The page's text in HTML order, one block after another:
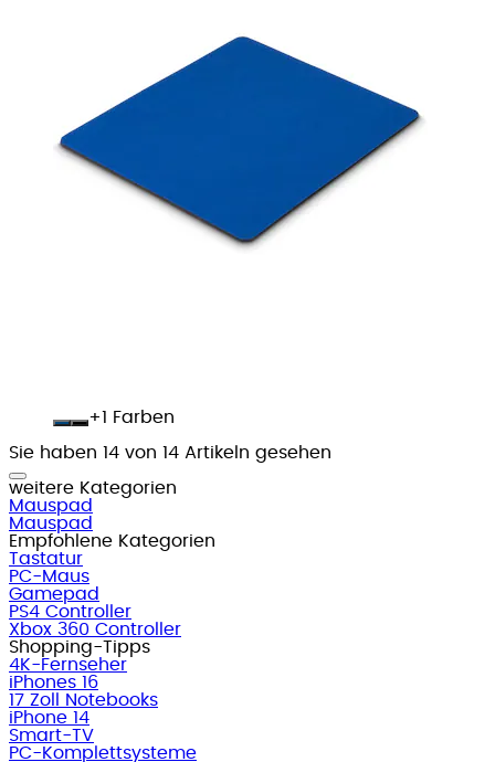
+
Farben
Sie haben 14 von 14 Artikeln gesehen
weitere Kategorien
Mauspad
Mauspad
Empfohlene Kategorien
Tastatur
PC-Maus
Gamepad
PS4 Controller
Xbox 360 Controller
Shopping-Tipps
4K-Fernseher
iPhones 16
17 Zoll Notebooks
iPhone 14
Smart-TV
PC-Komplettsysteme